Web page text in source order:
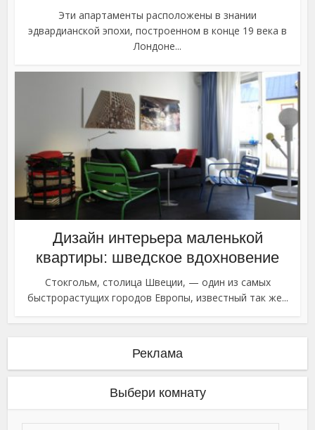
Эти апартаменты расположены в знании
эдвардианской эпохи, построенном в конце 19 века в
Лондоне...
Дизайн интерьера маленькой
квартиры: шведское вдохновение
Стокгольм, столица Швеции, — один из самых
быстрорастущих городов Европы, известный так же...
Реклама
Выбери комнату